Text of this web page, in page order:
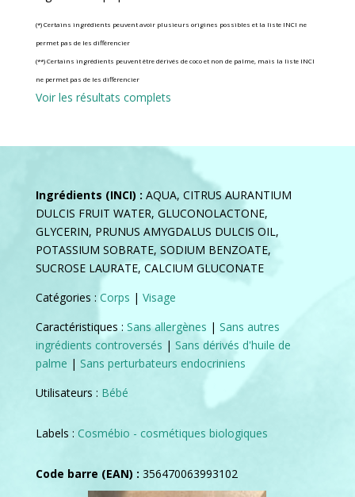
(*) Certains ingrédients peuvent avoir plusieurs origines possibles et la liste INCI ne
permet pas de les différencier
(**) Certains ingrédients peuvent être dérivés de coco et non de palme, mais la liste INCI
ne permet pas de les différencier
Voir les résultats complets
Ingrédients (INCI) : AQUA, CITRUS AURANTIUM
DULCIS FRUIT WATER, GLUCONOLACTONE,
GLYCERIN, PRUNUS AMYGDALUS DULCIS OIL,
POTASSIUM SOBRATE, SODIUM BENZOATE,
SUCROSE LAURATE, CALCIUM GLUCONATE
Catégories : Corps | Visage
Caractéristiques : Sans allergènes | Sans autres
ingrédients controversés | Sans dérivés d'huile de
palme | Sans perturbateurs endocriniens
Utilisateurs : Bébé
Labels : Cosmébio - cosmétiques biologiques
Code barre (EAN) : 356470063993102